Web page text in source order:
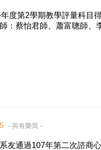
度第2學期教學評量科目
：蔡怡君師、蕭富聰師、
- 與有榮焉 -
友通過107年第二次諮商